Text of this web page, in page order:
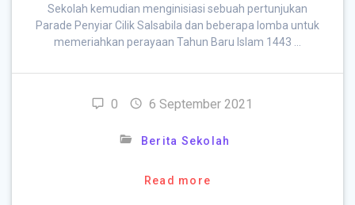
Sekolah kemudian menginisiasi sebuah pertunjukan
Parade Penyiar Cilik Salsabila dan beberapa lomba untuk
memeriahkan perayaan Tahun Baru Islam 1443 …
0 6 September 2021
Berita Sekolah
Read more